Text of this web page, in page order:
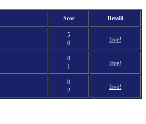
Scor Detalii
5
0
live!
8
1
live!
0
2
live!